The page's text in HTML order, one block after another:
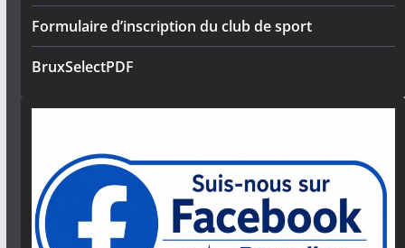
Formulaire d’inscription du club de sport
BruxSelectPDF